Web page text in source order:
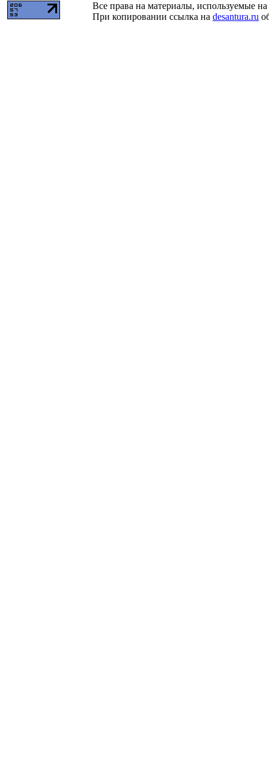
Все права на материалы, используемые
При копировании ссылка на desantura.ru